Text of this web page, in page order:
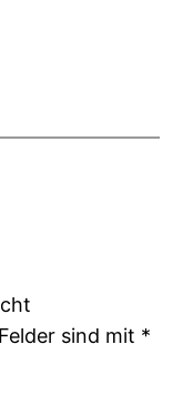
sind mit *